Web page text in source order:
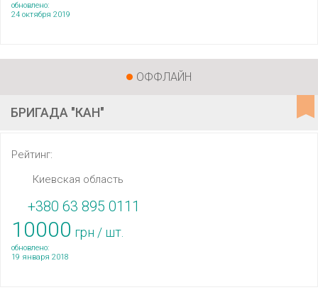
обновлено:
24 октября 2019
ОФФЛАЙН
БРИГАДА "КАН"
Рейтинг:
Киевская область
+380 63 895 0111
10000 грн / шт.
обновлено:
19 января 2018